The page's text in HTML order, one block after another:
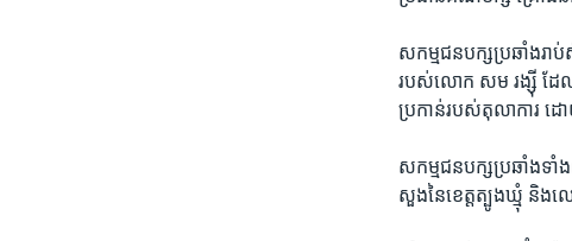
សកម្មជន​បក្ស​ប្រឆាំង​រា
របស់​លោក សម រង្ស៊ី ដែល​
ប្រកាន់​របស់​តុលា​ការ ដ
សកម្មជន​បក្ស​ប្រឆាំង​ទាំ
សួង​នៃ​ខេត្ត​ត្បូង​ឃ្មុំ និង​